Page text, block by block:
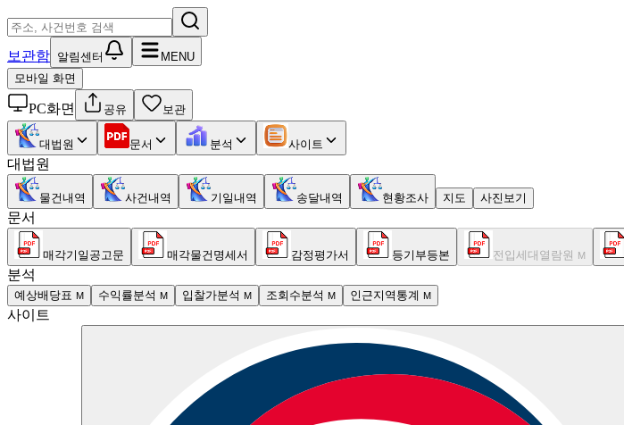
보관함 알림센터
MENU
모바일 화면
PC화면 공유 보관
대법원 문서 분석 사이트
대법원
물건내역 사건내역 기일내역 송달내역 현황조사 지도 사진보기
문서
매각기일공고문 매각물건명세서 감정평가서 등기부등본 전입세대열람원 M
분석
예상배당표 M 수익률분석 M 입찰가분석 M 조회수분석 M 인근지역통계 M
사이트